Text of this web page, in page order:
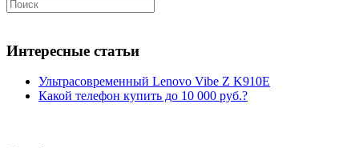
Интересные статьи
Ультрасовременный Lenovo Vibe Z K910E
Какой телефон купить до 10 000 руб.?